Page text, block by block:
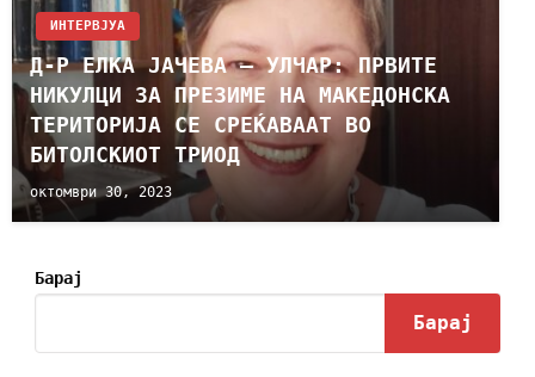
ИНТЕРВЈУА
Д-Р ЕЛКА ЈАЧЕВА – УЛЧАР: ПРВИТЕ
НИКУЛЦИ ЗА ПРЕЗИМЕ НА МАКЕДОНСКА
ТЕРИТОРИЈА СЕ СРЕЌАВААТ ВО
БИТОЛСКИОТ ТРИОД
октомври 30, 2023
Барај
Барај